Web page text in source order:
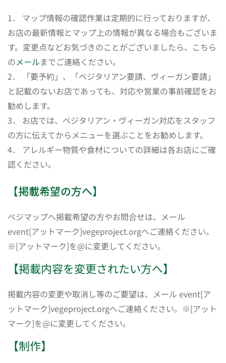
1． マップ情報の確認作業は定期的に行っておりますが、
お店の最新情報とマップ上の情報が異なる場合もございま
す。変更点などお気づきのことがございましたら、こちら
のメールまでご連絡ください。
2． 「要予約」、「ベジタリアン要請、ヴィーガン要請」
と記載のないお店であっても、対応や営業の事前確認をお
勧めします。
3． お店では、ベジタリアン・ヴィーガン対応をスタッフ
の方に伝えてからメニューを選ぶことをお勧めします。
4． アレルギー物質や食材についての詳細は各お店にご確
認ください。
【掲載希望の方へ】
ベジマップへ掲載希望の方やお問合せは、メール
event[アットマーク]vegeproject.orgへご連絡ください。
※[アットマーク]を@に変更してください。
【掲載内容を変更されたい方へ】
掲載内容の変更や取消し等のご要望は、メール event[ア
ットマーク]vegeproject.orgへご連絡ください。※[アット
マーク]を@に変更してください。
【制作】